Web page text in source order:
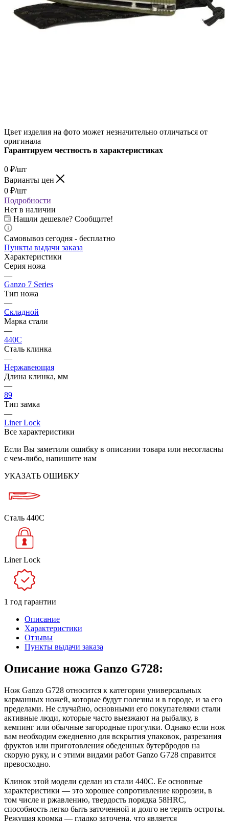
Цвет изделия на фото может незначительно отличаться от
оригинала
Гарантируем честность в характеристиках
0 ₽/шт
Варианты цен
0 ₽/шт
Подробности
Нет в наличии
Нашли дешевле? Сообщите!
Самовывоз сегодня - бесплатно
Пункты выдачи заказа
Характеристики
Серия ножа
—
Ganzo 7 Series
Тип ножа
—
Складной
Марка стали
—
440C
Сталь клинка
—
Нержавеющая
Длина клинка, мм
—
89
Тип замка
—
Liner Lock
Все характеристики
Если Вы заметили ошибку в описании товара или несогласны
с чем-либо, напишите нам
УКАЗАТЬ ОШИБКУ
Сталь 440C
Liner Lock
1 год гарантии
Описание
Характеристики
Отзывы
Пункты выдачи заказа
Описание ножа Ganzo G728:
Нож Ganzo G728 относится к категории универсальных
карманных ножей, которые будут полезны и в городе, и за его
пределами. Не случайно, основными его покупателями стали
активные люди, которые часто выезжают на рыбалку, в
кемпинг или обычные загородные прогулки. Однако если нож
вам необходим ежедневно для вскрытия упаковок, разрезания
фруктов или приготовления обеденных бутербродов на
скорую руку, и с этими видами работ Ganzo G728 справится
превосходно.
Клинок этой модели сделан из стали 440С. Ее основные
характеристики — это хорошее сопротивление коррозии, в
том числе и ржавлению, твердость порядка 58HRC,
способность легко быть заточенной и долго не терять остроты.
Режущая кромка — гладко заточена, что является